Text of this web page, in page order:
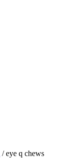
/ eye q chews